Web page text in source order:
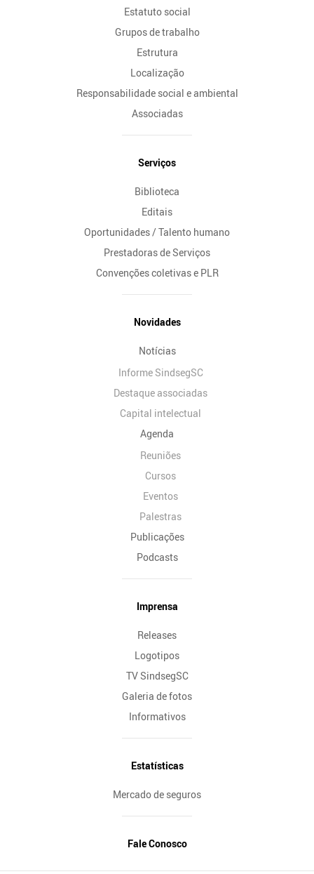
Estatuto social
Grupos de trabalho
Estrutura
Localização
Responsabilidade social e ambiental
Associadas
Serviços
Biblioteca
Editais
Oportunidades / Talento humano
Prestadoras de Serviços
Convenções coletivas e PLR
Novidades
Notícias
Informe SindsegSC
Destaque associadas
Capital intelectual
Agenda
Reuniões
Cursos
Eventos
Palestras
Publicações
Podcasts
Imprensa
Releases
Logotipos
TV SindsegSC
Galeria de fotos
Informativos
Estatísticas
Mercado de seguros
Fale Conosco